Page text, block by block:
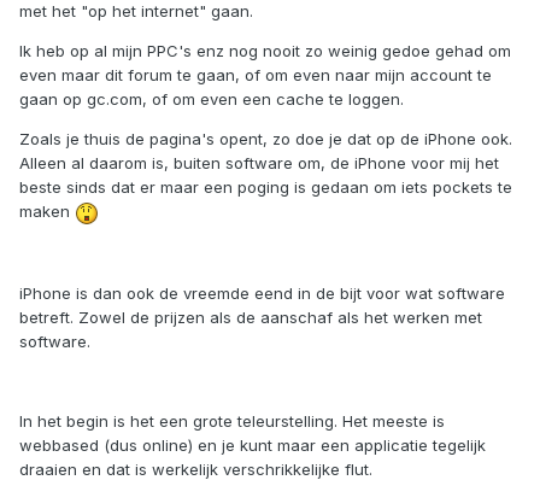
met het "op het internet" gaan.
Ik heb op al mijn PPC's enz nog nooit zo weinig gedoe gehad om
even maar dit forum te gaan, of om even naar mijn account te
gaan op gc.com, of om even een cache te loggen.
Zoals je thuis de pagina's opent, zo doe je dat op de iPhone ook.
Alleen al daarom is, buiten software om, de iPhone voor mij het
beste sinds dat er maar een poging is gedaan om iets pockets te
maken
iPhone is dan ook de vreemde eend in de bijt voor wat software
betreft. Zowel de prijzen als de aanschaf als het werken met
software.
In het begin is het een grote teleurstelling. Het meeste is
webbased (dus online) en je kunt maar een applicatie tegelijk
draaien en dat is werkelijk verschrikkelijke flut.